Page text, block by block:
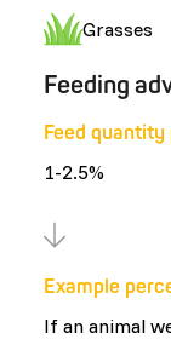
Grasses
Feeding
Feed quantity
1-2.5%
Example
If an animal